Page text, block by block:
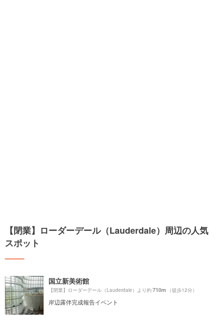
【閉業】ローダーデール（Lauderdale）周辺の人気
スポット
国立新美術館
【閉業】ローダーデール（Lauderdale）より約710m （徒歩12分）
岸辺露伴完成報告イベント